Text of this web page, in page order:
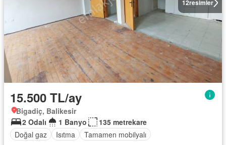
12resimler
15.500 TL/ay
Bigadiç, Balikesir
2 Odalı
1 Banyo
135 metrekare
Doğal gaz
Isıtma Tamamen mobilyalı